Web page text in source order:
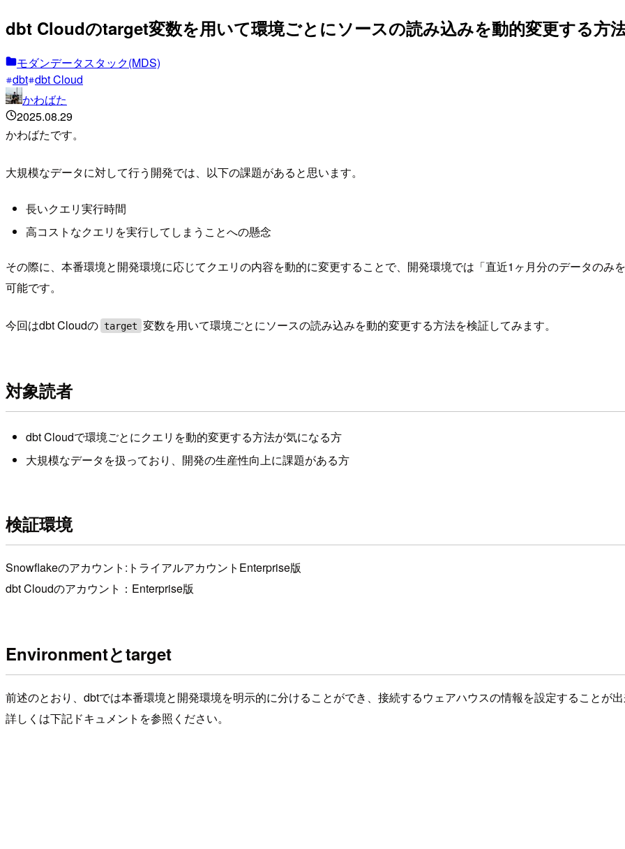
dbt Cloudのtarget変数を用いて環境ごとにソースの読み込みを動的変更する方
モダンデータスタック(MDS)
dbt dbt Cloud
かわばた
2025.08.29
かわばたです。
大規模なデータに対して行う開発では、以下の課題があると思います。
長いクエリ実行時間
高コストなクエリを実行してしまうことへの懸念
その際に、本番環境と開発環境に応じてクエリの内容を動的に変更することで、開発環境では「直近1ヶ月分のデータの
可能です。
今回はdbt Cloudの target 変数を用いて環境ごとにソースの読み込みを動的変更する方法を検証してみます。
対象読者
dbt Cloudで環境ごとにクエリを動的変更する方法が気になる方
大規模なデータを扱っており、開発の生産性向上に課題がある方
検証環境
Snowflakeのアカウント:トライアルアカウントEnterprise版
dbt Cloudのアカウント：Enterprise版
Environmentとtarget
前述のとおり、dbtでは本番環境と開発環境を明示的に分けることができ、接続するウェアハウスの情報を設定することが
詳しくは下記ドキュメントを参照ください。